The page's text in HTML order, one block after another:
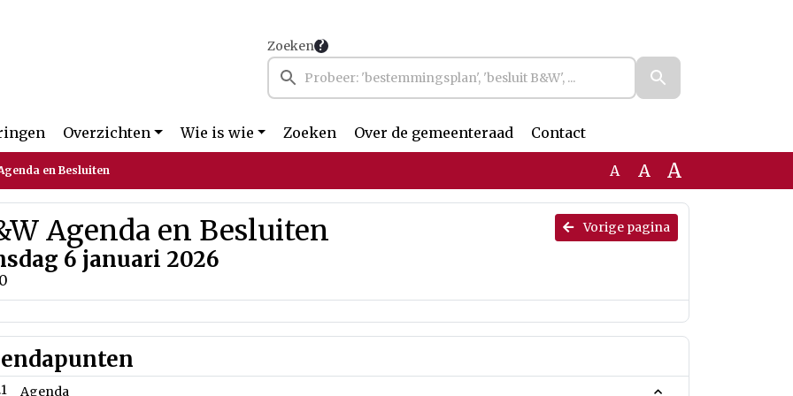
Zoeken
Overzichten Wie is wie Zoeken Over de gemeenteraad Contact
en Besluiten A A A
Vorige pagina
Agenda en Besluiten
6 januari 2026
Agenda